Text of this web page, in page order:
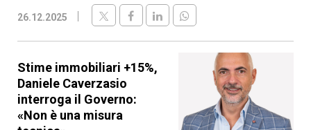
26.12.2025
Stime immobiliari +15%,
Daniele Caverzasio
interroga il Governo:
«Non è una misura